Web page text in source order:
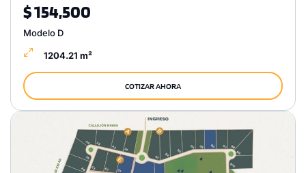
$ 154,500
Modelo D
1204.21 m²
COTIZAR AHORA